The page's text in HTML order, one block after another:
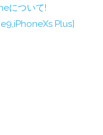
について!
Plus]